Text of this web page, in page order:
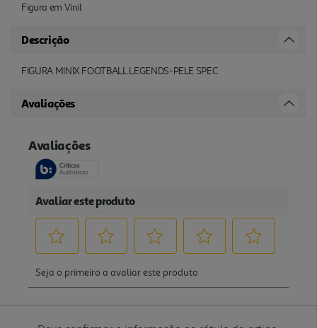
Figura em Vinil
Descrição
FIGURA MINIX FOOTBALL LEGENDS-PELE SPEC
Avaliações